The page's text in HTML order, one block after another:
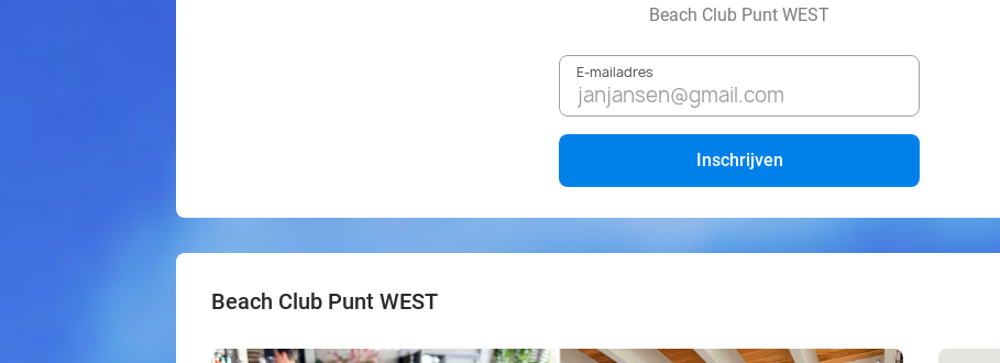
Beach Club Punt WEST
E-mailadres
Inschrijven
Beach Club Punt WEST